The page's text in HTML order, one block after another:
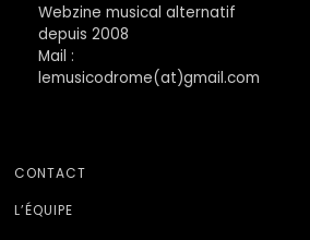
Webzine musical alternatif
depuis 2008
Mail :
lemusicodrome(at)gmail.com
CONTACT
L’ÉQUIPE